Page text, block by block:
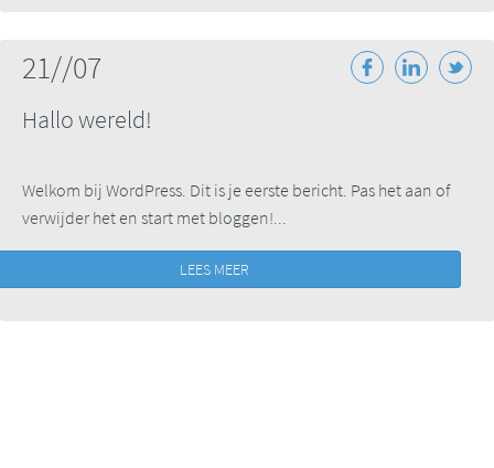
21//07
Hallo wereld!
Welkom bij WordPress. Dit is je eerste bericht. Pas het aan of
verwijder het en start met bloggen!...
LEES MEER